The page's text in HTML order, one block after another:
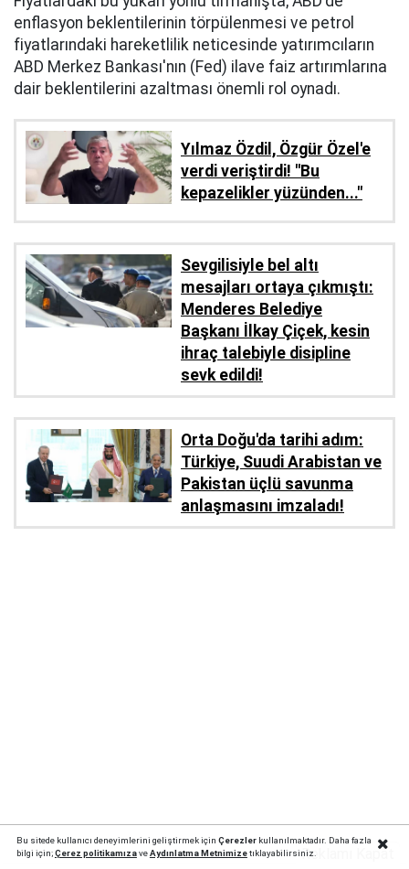
enflasyon beklentilerinin törpülenmesi ve petrol
fiyatlarındaki hareketlilik neticesinde yatırımcıların
ABD Merkez Bankası'nın (Fed) ilave faiz artırımlarına
dair beklentilerini azaltması önemli rol oynadı.
Yılmaz Özdil, Özgür Özel'e
verdi veriştirdi! ''Bu
kepazelikler yüzünden..."
Sevgilisiyle bel altı
mesajları ortaya çıkmıştı:
Menderes Belediye
Başkanı İlkay Çiçek, kesin
ihraç talebiyle disipline
sevk edildi!
Orta Doğu'da tarihi adım:
Türkiye, Suudi Arabistan ve
Pakistan üçlü savunma
anlaşmasını imzaladı!
Bu sitede kullanıcı deneyimlerini geliştirmek için Çerezlerkullanılmaktadır. Daha fazla
bilgi için;Çerez politikamızaveAydınlatma Metnimizetıklayabilirsiniz.Reklamı Kapat